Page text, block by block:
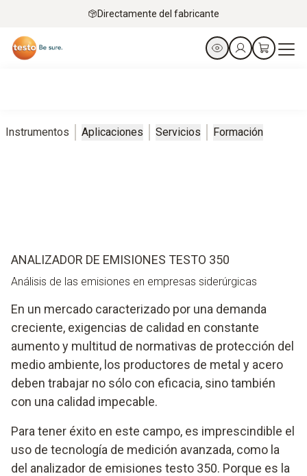
Directamente del fabricante
Instrumentos Aplicaciones Servicios Formación
ANALIZADOR DE EMISIONES TESTO 350
Análisis de las emisiones en empresas siderúrgicas
En un mercado caracterizado por una demanda
creciente, exigencias de calidad en constante
aumento y multitud de normativas de protección del
medio ambiente, los productores de metal y acero
deben trabajar no sólo con eficacia, sino también
con una calidad impecable.
Para tener éxito en este campo, es imprescindible el
uso de tecnología de medición avanzada, como la
del analizador de emisiones testo 350. Porque es la